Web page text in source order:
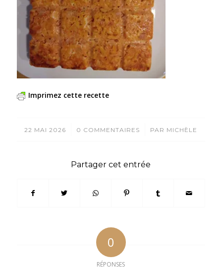
Imprimez cette recette
22 MAI 2026
/ 0 COMMENTAIRES
/ PAR MICHÈLE
Partager cet entrée
0
RÉPONSES